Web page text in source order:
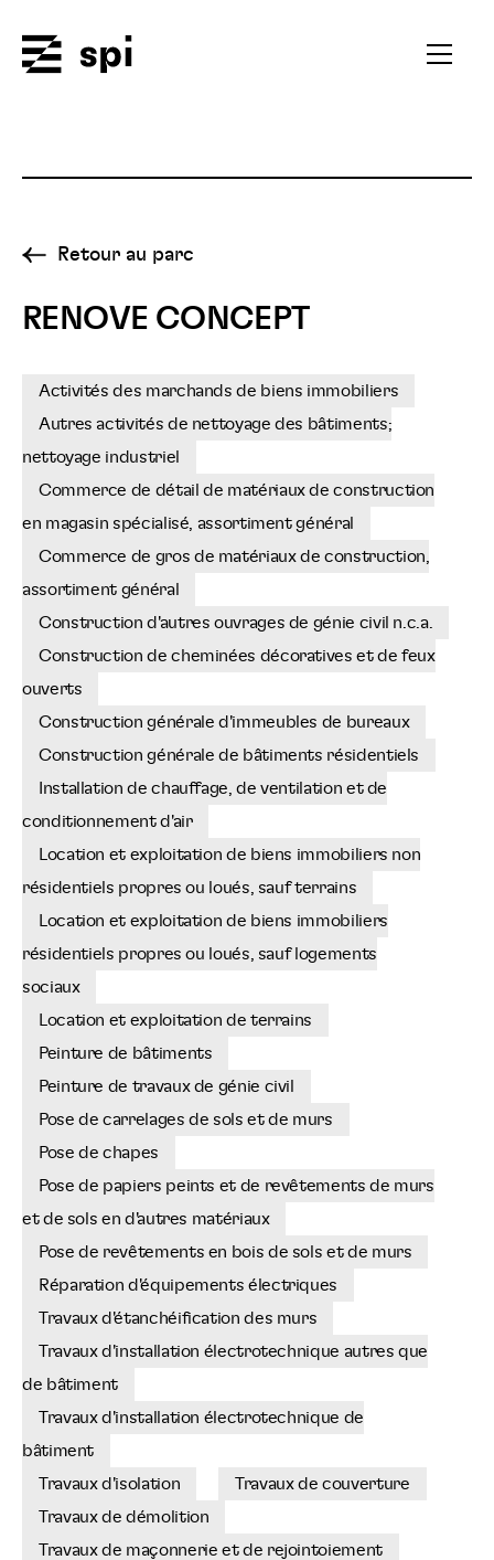
Ouvrir
Retour au parc
RENOVE CONCEPT
Activités des marchands de biens immobiliers
Autres activités de nettoyage des bâtiments;
nettoyage industriel
Commerce de détail de matériaux de construction
en magasin spécialisé, assortiment général
Commerce de gros de matériaux de construction,
assortiment général
Construction d'autres ouvrages de génie civil n.c.a.
Construction de cheminées décoratives et de feux
ouverts
Construction générale d'immeubles de bureaux
Construction générale de bâtiments résidentiels
Installation de chauffage, de ventilation et de
conditionnement d'air
Location et exploitation de biens immobiliers non
résidentiels propres ou loués, sauf terrains
Location et exploitation de biens immobiliers
résidentiels propres ou loués, sauf logements
sociaux
Location et exploitation de terrains
Peinture de bâtiments
Peinture de travaux de génie civil
Pose de carrelages de sols et de murs
Pose de chapes
Pose de papiers peints et de revêtements de murs
et de sols en d'autres matériaux
Pose de revêtements en bois de sols et de murs
Réparation d'équipements électriques
Travaux d'étanchéification des murs
Travaux d'installation électrotechnique autres que
de bâtiment
Travaux d'installation électrotechnique de
bâtiment
Travaux d'isolation
Travaux de couverture
Travaux de démolition
Travaux de maçonnerie et de rejointoiement